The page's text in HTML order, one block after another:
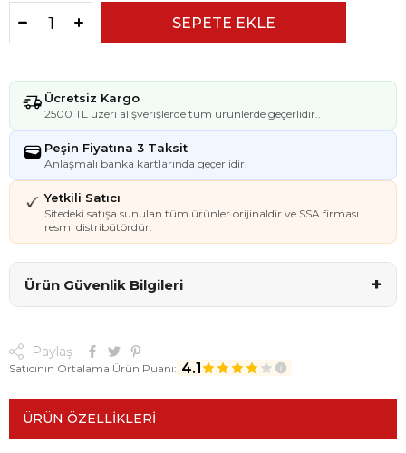
Ücretsiz Kargo
2500 TL üzeri alışverişlerde tüm ürünlerde geçerlidir..
Peşin Fiyatına 3 Taksit
Anlaşmalı banka kartlarında geçerlidir.
Yetkili Satıcı
Sitedeki satışa sunulan tüm ürünler orijinaldir ve SSA firması
resmi distribütördür.
Ürün Güvenlik Bilgileri +
Paylaş
Satıcının Ortalama Ürün Puanı: 4.1
ÜRÜN ÖZELLIKLERI